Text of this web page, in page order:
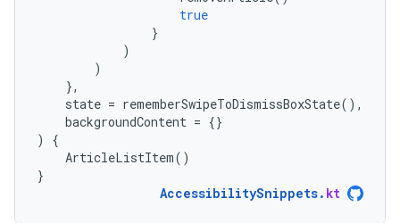
true
}
)
)
},
state = rememberSwipeToDismissBoxState(),
backgroundContent = {}
)
{
ArticleListItem()
}
AccessibilitySnippets. kt